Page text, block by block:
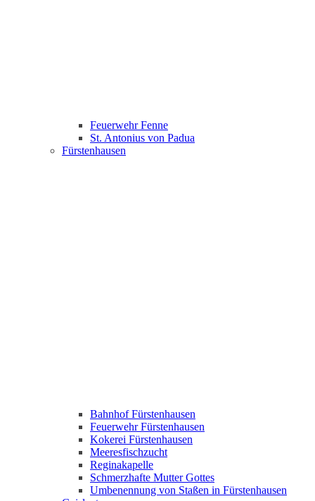
Feuerwehr Fenne
St. Antonius von Padua
Fürstenhausen
Bahnhof Fürstenhausen
Feuerwehr Fürstenhausen
Kokerei Fürstenhausen
Meeresfischzucht
Reginakapelle
Schmerzhafte Mutter Gottes
Umbenennung von Staßen in Fürstenhausen